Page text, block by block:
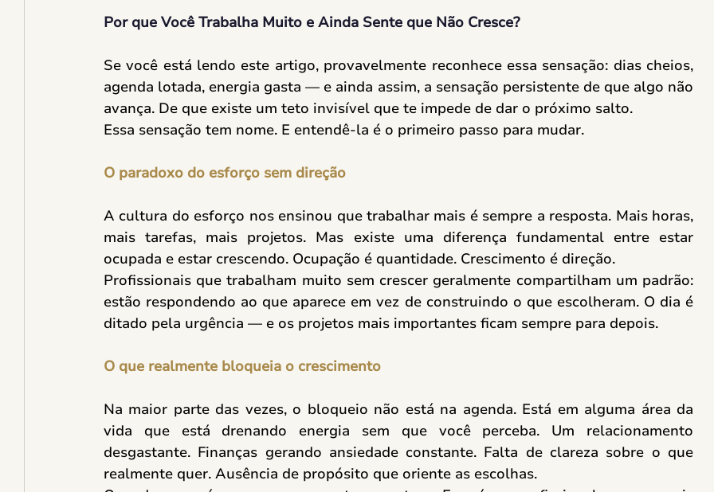
Por que Você Trabalha Muito e Ainda Sente que Não Cresce?
Se você está lendo este artigo, provavelmente reconhece essa sensação: dias cheios,
agenda lotada, energia gasta — e ainda assim, a sensação persistente de que algo não
avança. De que existe um teto invisível que te impede de dar o próximo salto.
Essa sensação tem nome. E entendê-la é o primeiro passo para mudar.
O paradoxo do esforço sem direção
A cultura do esforço nos ensinou que trabalhar mais é sempre a resposta. Mais horas,
mais tarefas, mais projetos. Mas existe uma diferença fundamental entre estar
ocupada e estar crescendo. Ocupação é quantidade. Crescimento é direção.
Profissionais que trabalham muito sem crescer geralmente compartilham um padrão:
estão respondendo ao que aparece em vez de construindo o que escolheram. O dia é
ditado pela urgência — e os projetos mais importantes ficam sempre para depois.
O que realmente bloqueia o crescimento
Na maior parte das vezes, o bloqueio não está na agenda. Está em alguma área da
vida que está drenando energia sem que você perceba. Um relacionamento
desgastante. Finanças gerando ansiedade constante. Falta de clareza sobre o que
realmente quer. Ausência de propósito que oriente as escolhas.